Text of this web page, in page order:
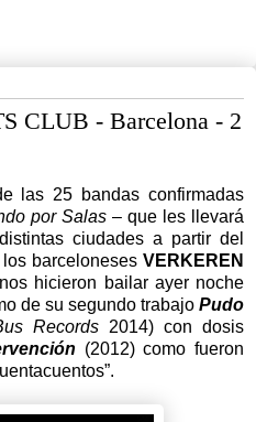
CLUB - Barcelona - 2
las 25 bandas confirmadas
por Salas – que les llevará
ciudades a partir del
barceloneses VERKEREN
hicieron bailar ayer noche
de su segundo trabajoPudo
Records 2014) con dosis
(2012) como fueron